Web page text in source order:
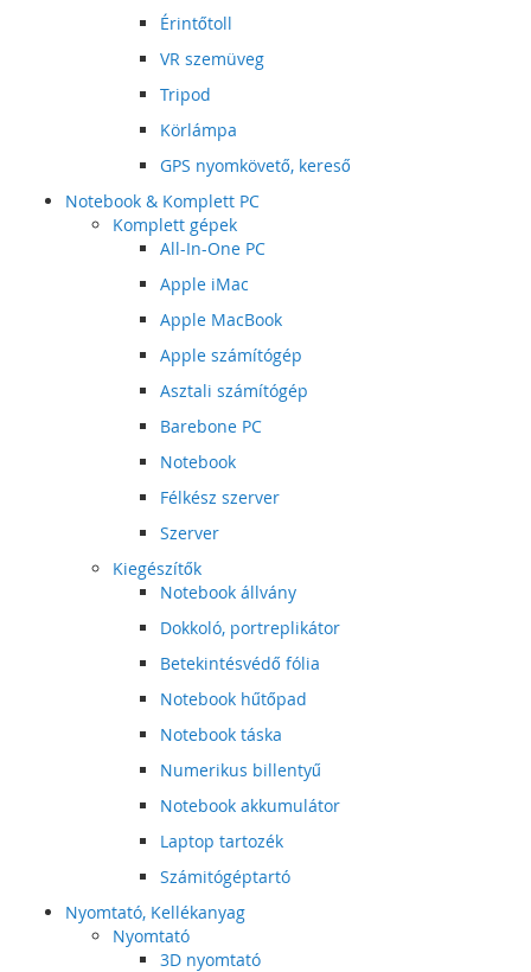
Érintőtoll
VR szemüveg
Tripod
Körlámpa
GPS nyomkövető, kereső
Notebook & Komplett PC
Komplett gépek
All-In-One PC
Apple iMac
Apple MacBook
Apple számítógép
Asztali számítógép
Barebone PC
Notebook
Félkész szerver
Szerver
Kiegészítők
Notebook állvány
Dokkoló, portreplikátor
Betekintésvédő fólia
Notebook hűtőpad
Notebook táska
Numerikus billentyű
Notebook akkumulátor
Laptop tartozék
Számitógéptartó
Nyomtató, Kellékanyag
Nyomtató
3D nyomtató